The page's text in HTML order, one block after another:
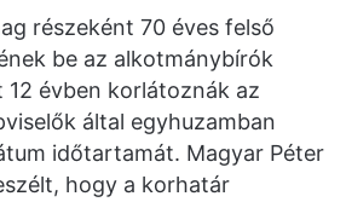
részeként 70 éves felső
be az alkotmánybírók
12 évben korlátoznák az
által egyhuzamban
időtartamát. Magyar Péter
hogy a korhatár